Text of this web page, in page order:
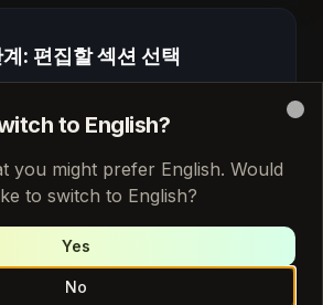
: 편집할 섹션 선택
타일 변경을 선택하세요.
계: 비교 및 최종 확정
과 비교하여 들어보세요. 추가 조정
to English?
you might prefer English. Would
to switch to English?
No
Yes